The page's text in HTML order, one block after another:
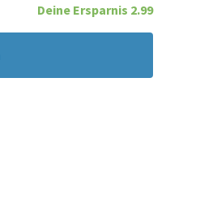
Deine Ersparnis 2.99